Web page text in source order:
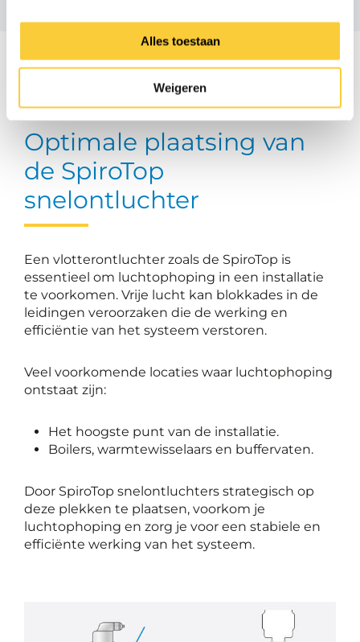
Alles toestaan
Weigeren
Optimale plaatsing van
de SpiroTop
snelontluchter
Een vlotterontluchter zoals de SpiroTop is
essentieel om luchtophoping in een installatie
te voorkomen. Vrije lucht kan blokkades in de
leidingen veroorzaken die de werking en
efficiëntie van het systeem verstoren.
Veel voorkomende locaties waar luchtophoping
ontstaat zijn:
Het hoogste punt van de installatie.
Boilers, warmtewisselaars en buffervaten.
Door SpiroTop snelontluchters strategisch op
deze plekken te plaatsen, voorkom je
luchtophoping en zorg je voor een stabiele en
efficiënte werking van het systeem.